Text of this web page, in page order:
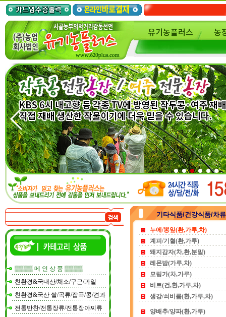
유기농플러스 농
▒▒▒▒ 메 인 상 품 ▒▒▒▒
친환경&국내산/채소/구근/과일
친환경&국산 쌀/곡류/잡곡/콩/견과
전통반찬/전통장류/전통장아찌류
기타식품/건강식품/차
누에/뽕잎(환,가루,차)
계피/기혈(환,가루)
돼지감자(차,환,분말)
레몬밤(가루,차)
모링가(차,가루)
비트(건,환,가루,차)
생강/쇠비름(환,가루,차)
양배추/양파(환,가루)